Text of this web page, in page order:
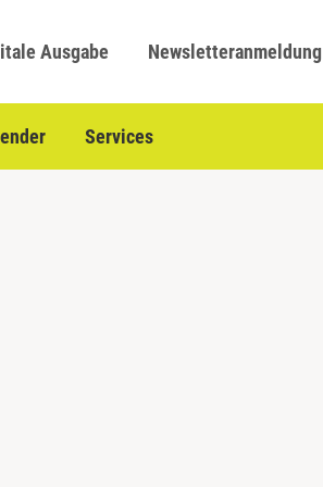
Ausgabe Newsletteranmeldung
Services